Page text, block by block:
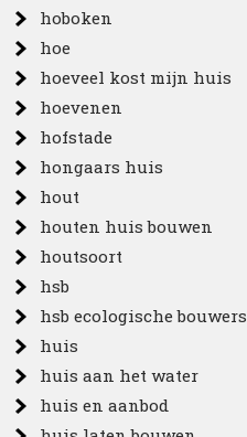
hoboken
hoe
hoeveel kost mijn huis
hoevenen
hofstade
hongaars huis
hout
houten huis bouwen
houtsoort
hsb
hsb ecologische bouwers
huis
huis aan het water
huis en aanbod